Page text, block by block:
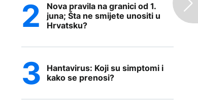
Nova pravila na granici od 1.
juna; Šta ne smijete unositi u
Hrvatsku?
Hantavirus: Koji su simptomi i
kako se prenosi?